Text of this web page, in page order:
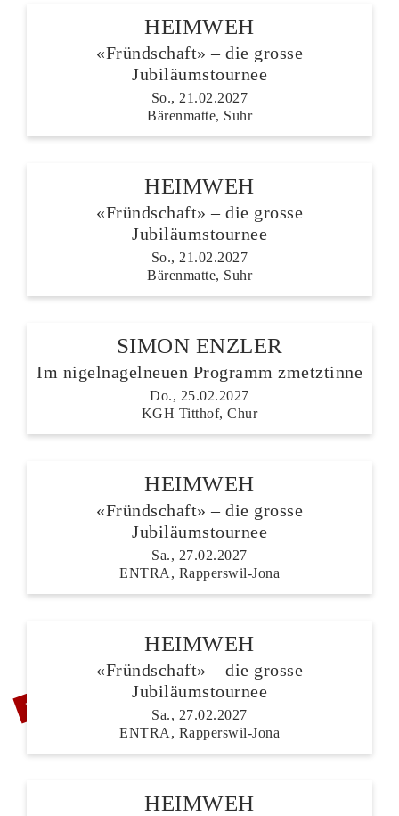
HEIMWEH
«Fründschaft» – die grosse
Jubiläumstournee
So., 21.02.2027
Bärenmatte, Suhr
HEIMWEH
«Fründschaft» – die grosse
Jubiläumstournee
So., 21.02.2027
Bärenmatte, Suhr
SIMON ENZLER
Im nigelnagelneuen Programm zmetztinne
Do., 25.02.2027
KGH Titthof, Chur
HEIMWEH
«Fründschaft» – die grosse
Jubiläumstournee
Sa., 27.02.2027
ENTRA, Rapperswil-Jona
ZUSATZSHOW
HEIMWEH
«Fründschaft» – die grosse
Jubiläumstournee
Sa., 27.02.2027
ENTRA, Rapperswil-Jona
HEIMWEH